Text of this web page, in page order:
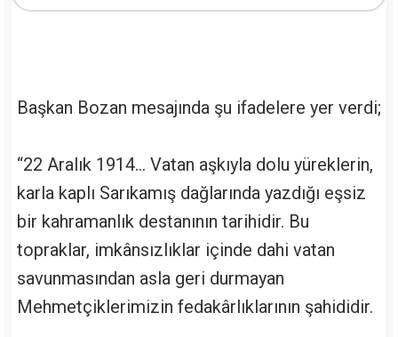
Başkan Bozan mesajında şu ifadelere yer verdi;
“22 Aralık 1914… Vatan aşkıyla dolu yüreklerin,
karla kaplı Sarıkamış dağlarında yazdığı eşsiz
bir kahramanlık destanının tarihidir. Bu
topraklar, imkânsızlıklar içinde dahi vatan
savunmasından asla geri durmayan
Mehmetçiklerimizin fedakârlıklarının şahididir.